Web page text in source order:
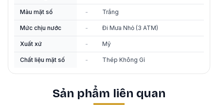
Màu mặt số - Trắng
Mức chịu nước - Đi Mưa Nhỏ (3 ATM)
Xuất xứ - Mỹ
Chất liệu mặt số - Thép Không Gỉ
Sản phẩm liên quan